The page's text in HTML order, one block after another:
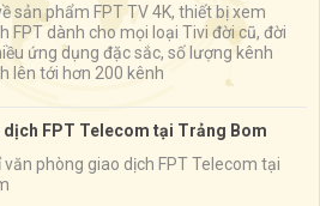
sản phẩm FPT TV 4K, thiết bị xem
FPT dành cho mọi loại Tivi đời cũ, đời
ứng dụng đặc sắc, số lượng kênh
lên tới hơn 200 kênh
FPT Telecom tại Trảng Bom
văn phòng giao dịch FPT Telecom tại